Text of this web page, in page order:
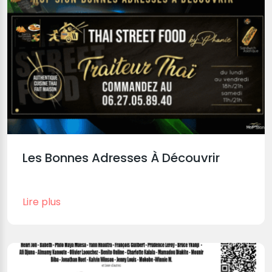
Les Bonnes Adresses À Découvrir
Lire plus